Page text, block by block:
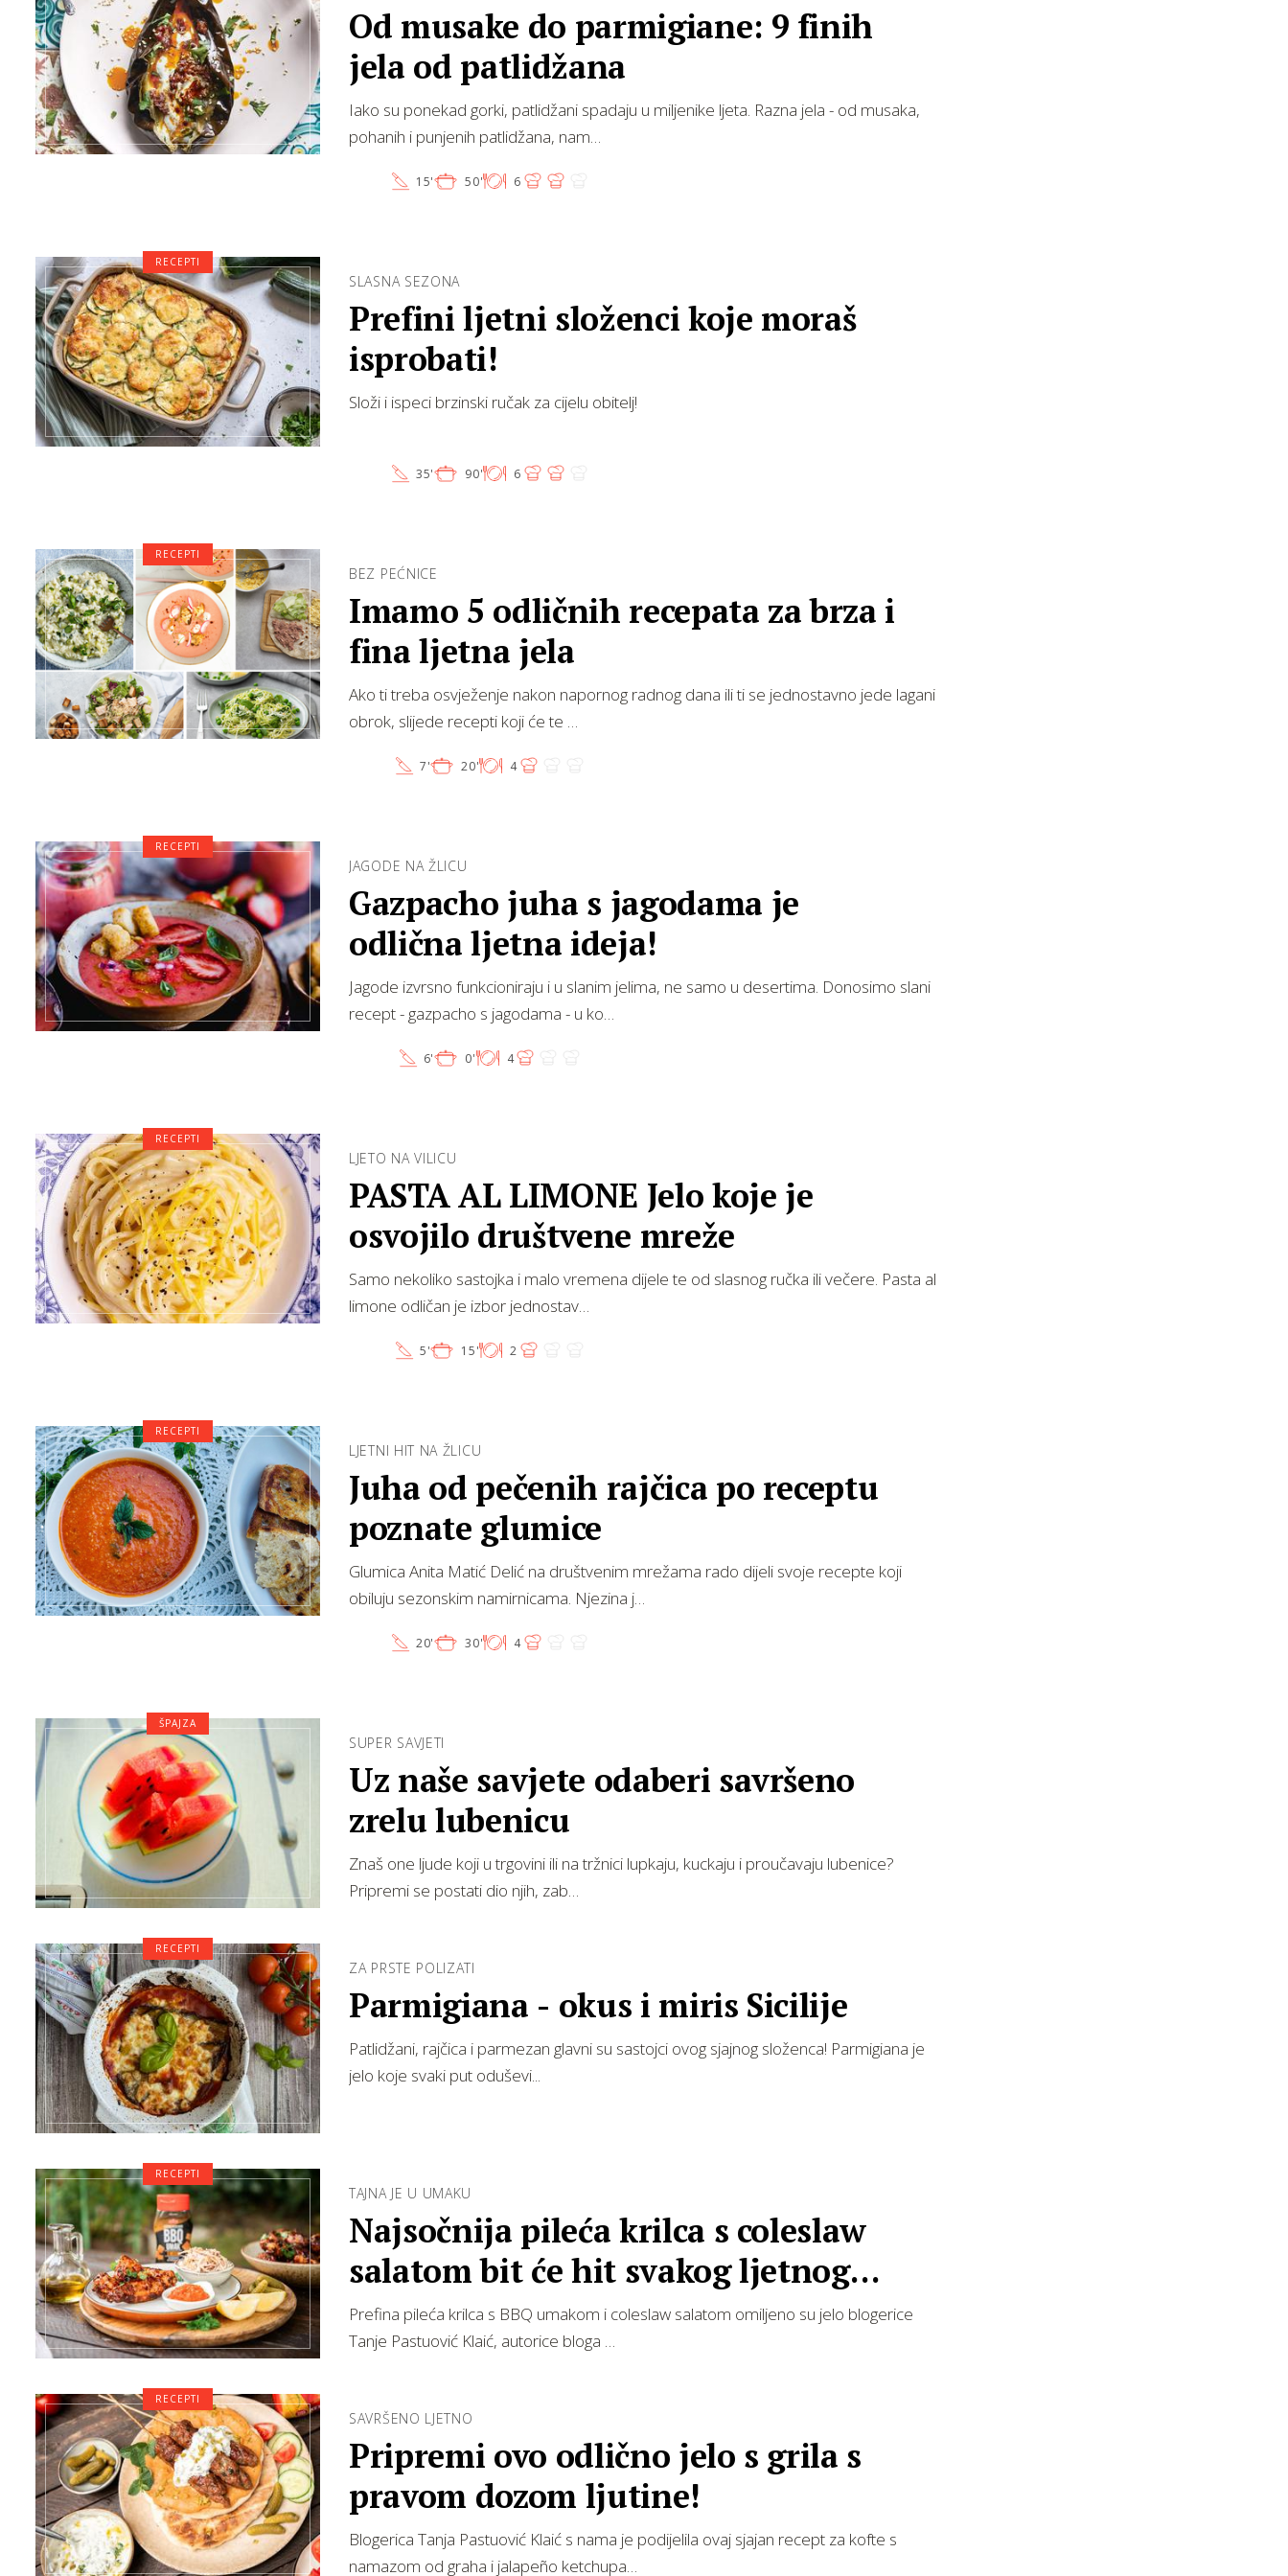
Od musake do parmigiane: 9 finih
jela od patlidžana
Iako su ponekad gorki, patlidžani spadaju u miljenike ljeta. Razna jela - od musaka,
pohanih i punjenih patlidžana, nam…
15' 50' 6
SLASNA SEZONA
Prefini ljetni složenci koje moraš
isprobati!
Složi i ispeci brzinski ručak za cijelu obitelj!
35' 90' 6
RECEPTI
BEZ PEĆNICE
Imamo 5 odličnih recepata za brza i
fina ljetna jela
Ako ti treba osvježenje nakon napornog radnog dana ili ti se jednostavno jede lagani
obrok, slijede recepti koji će te …
7' 20' 4
RECEPTI
JAGODE NA ŽLICU
Gazpacho juha s jagodama je
odlična ljetna ideja!
Jagode izvrsno funkcioniraju i u slanim jelima, ne samo u desertima. Donosimo slani
recept - gazpacho s jagodama - u ko…
6' 0' 4
RECEPTI
LJETO NA VILICU
PASTA AL LIMONE Jelo koje je
osvojilo društvene mreže
Samo nekoliko sastojka i malo vremena dijele te od slasnog ručka ili večere. Pasta al
limone odličan je izbor jednostav…
5' 15' 2
RECEPTI
LJETNI HIT NA ŽLICU
Juha od pečenih rajčica po receptu
poznate glumice
Glumica Anita Matić Delić na društvenim mrežama rado dijeli svoje recepte koji
obiluju sezonskim namirnicama. Njezina j…
20' 30' 4
RECEPTI
SUPER SAVJETI
Uz naše savjete odaberi savršeno
zrelu lubenicu
Znaš one ljude koji u trgovini ili na tržnici lupkaju, kuckaju i proučavaju lubenice?
Pripremi se postati dio njih, zab…
ŠPAJZA
ZA PRSTE POLIZATI
Parmigiana - okus i miris Sicilije
Patlidžani, rajčica i parmezan glavni su sastojci ovog sjajnog složenca! Parmigiana je
jelo koje svaki put oduševi...
RECEPTI
TAJNA JE U UMAKU
Najsočnija pileća krilca s coleslaw
salatom bit će hit svakog ljetnog
partyja
Prefina pileća krilca s BBQ umakom i coleslaw salatom omiljeno su jelo blogerice
Tanje Pastuović Klaić, autorice bloga …
RECEPTI
SAVRŠENO LJETNO
Pripremi ovo odlično jelo s grila s
pravom dozom ljutine!
Blogerica Tanja Pastuović Klaić s nama je podijelila ovaj sjajan recept za kofte s
namazom od graha i jalapeño ketchupa…
RECEPTI